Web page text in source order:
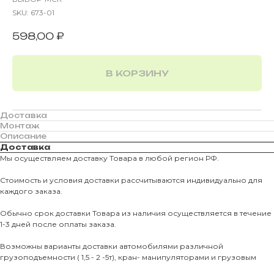
SKU: 673-01
598,00 ₽
В КОРЗИНУ
Доставка
Монтаж
Описание
Доставка
Мы осуществляем доставку Товара в любой регион РФ.
Стоимость и условия доставки рассчитываются индивидуально для
каждого заказа.
Обычно срок доставки Товара из наличия осуществляется в течение
1-3 дней после оплаты заказа.
Возможны варианты доставки автомобилями различной
грузоподъемности ( 1,5 - 2 -5т), кран- манипуляторами и грузовым